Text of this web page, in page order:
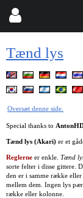
Tænd lys
Oversæt denne side.
Special thanks to
Tænd lys (Akari) er et
Reglerne er enkle. Tænd
sorte felter i disse gittere.
den er i samme række
mellem dem. Ingen lys
række eller kolonne.